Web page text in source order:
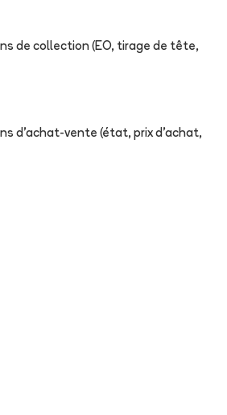
de collection (EO, tirage de tête,
d'achat-vente (état, prix d'achat,